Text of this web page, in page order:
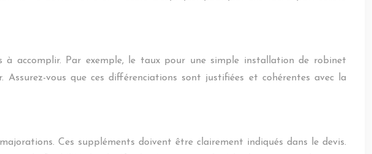
accomplir. Par exemple, le taux pour une simple installation de robinet
vous que ces différenciations sont justifiées et cohérentes avec la
Ces suppléments doivent être clairement indiqués dans le devis.